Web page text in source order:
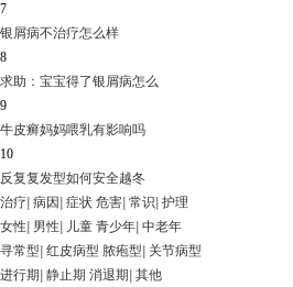
7
银屑病不治疗怎么样
8
求助：宝宝得了银屑病怎么
9
牛皮癣妈妈喂乳有影响吗
10
反复复发型如何安全越冬
治疗 病因 症状 危害 常识 护理
女性 男性 儿童 青少年 中老年
寻常型 红皮病型 脓疱型 关节病型
进行期 静止期 消退期 其他